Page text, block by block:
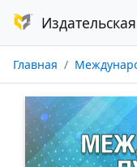
Главная Международное публичное и